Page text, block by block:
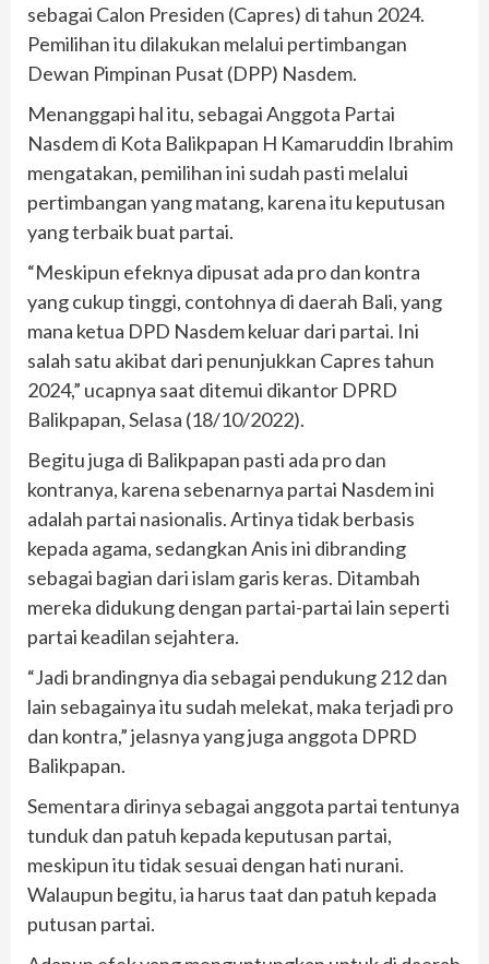
sebagai Calon Presiden (Capres) di tahun 2024.
Pemilihan itu dilakukan melalui pertimbangan
Dewan Pimpinan Pusat (DPP) Nasdem.
Menanggapi hal itu, sebagai Anggota Partai
Nasdem di Kota Balikpapan H Kamaruddin Ibrahim
mengatakan, pemilihan ini sudah pasti melalui
pertimbangan yang matang, karena itu keputusan
yang terbaik buat partai.
“Meskipun efeknya dipusat ada pro dan kontra
yang cukup tinggi, contohnya di daerah Bali, yang
mana ketua DPD Nasdem keluar dari partai. Ini
salah satu akibat dari penunjukkan Capres tahun
2024,” ucapnya saat ditemui dikantor DPRD
Balikpapan, Selasa (18/10/2022).
Begitu juga di Balikpapan pasti ada pro dan
kontranya, karena sebenarnya partai Nasdem ini
adalah partai nasionalis. Artinya tidak berbasis
kepada agama, sedangkan Anis ini dibranding
sebagai bagian dari islam garis keras. Ditambah
mereka didukung dengan partai-partai lain seperti
partai keadilan sejahtera.
“Jadi brandingnya dia sebagai pendukung 212 dan
lain sebagainya itu sudah melekat, maka terjadi pro
dan kontra,” jelasnya yang juga anggota DPRD
Balikpapan.
Sementara dirinya sebagai anggota partai tentunya
tunduk dan patuh kepada keputusan partai,
meskipun itu tidak sesuai dengan hati nurani.
Walaupun begitu, ia harus taat dan patuh kepada
putusan partai.